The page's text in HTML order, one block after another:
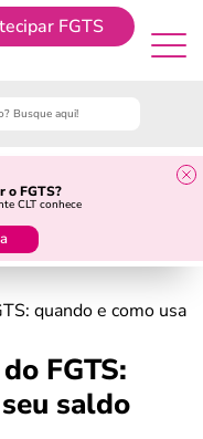
FGTS
o FGTS?
CLT conhece
quando e como usar
FGTS:
saldo